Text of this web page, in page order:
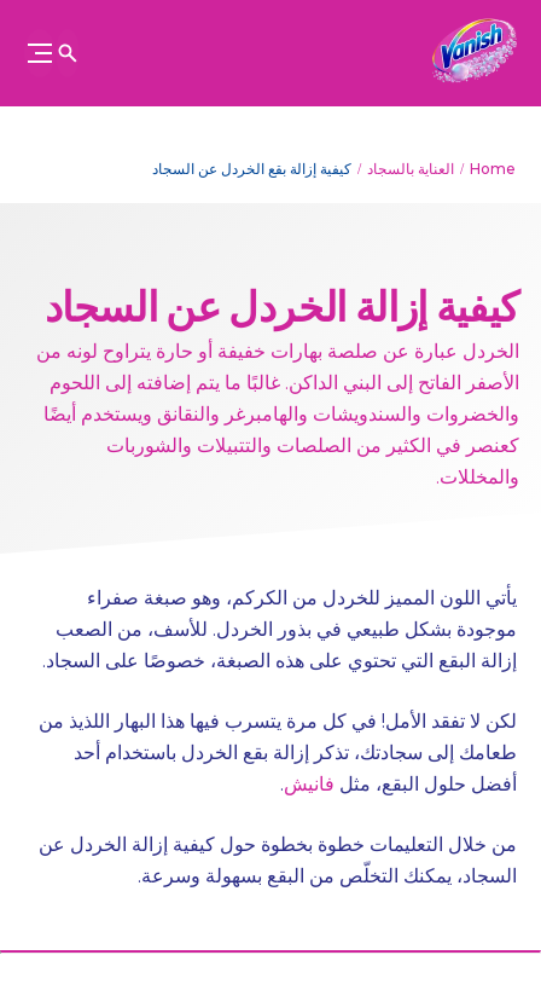
Home العناية بالسجاد كيفية إزالة بقع الخردل عن السجاد
كيفية إزالة الخردل عن السجاد
الخردل عبارة عن صلصة بهارات خفيفة أو حارة يتراوح لونه من
الأصفر الفاتح إلى البني الداكن. غالبًا ما يتم إضافته إلى اللحوم
والخضروات والسندويشات والهامبرغر والنقانق ويستخدم أيضًا
كعنصر في الكثير من الصلصات والتتبيلات والشوربات
والمخللات.
يأتي اللون المميز للخردل من الكركم، وهو صبغة صفراء
موجودة بشكل طبيعي في بذور الخردل. للأسف، من الصعب
إزالة البقع التي تحتوي على هذه الصبغة، خصوصًا على السجاد.
لكن لا تفقد الأمل! في كل مرة يتسرب فيها هذا البهار اللذيذ من
طعامك إلى سجادتك، تذكر إزالة بقع الخردل باستخدام أحد
أفضل حلول البقع، مثل فانيش.
من خلال التعليمات خطوة بخطوة حول كيفية إزالة الخردل عن
السجاد، يمكنك التخلّص من البقع بسهولة وسرعة.